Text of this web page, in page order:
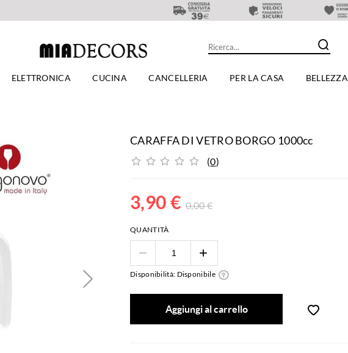
ELETTRONICA CUCINA CANCELLERIA PER LA CASA BELLEZZA
CARAFFA DI VETRO BORGO 1000cc
(0)
3,90€ 0,00€
QUANTITÀ
Disponibilità: Disponibile
Aggiungi al carrello